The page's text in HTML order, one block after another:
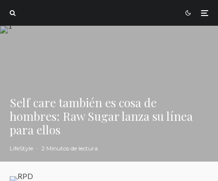
Self care también es cosa de
hombres: Raw Sugar lanza su línea
para ellos
LifeStyle · 2 Minutos de lectura